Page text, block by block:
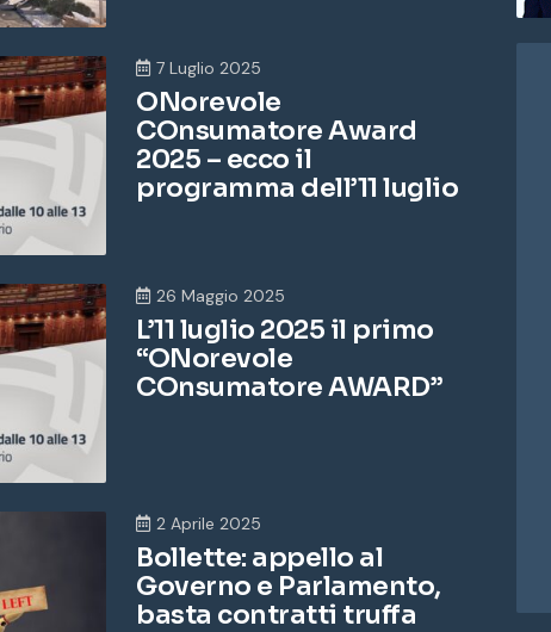
7 Luglio 2025
ONorevole
COnsumatore Award
2025 – ecco il
programma dell’11 luglio
26 Maggio 2025
L’11 luglio 2025 il primo
“ONorevole
COnsumatore AWARD”
2 Aprile 2025
Bollette: appello al
Governo e Parlamento,
basta contratti truffa